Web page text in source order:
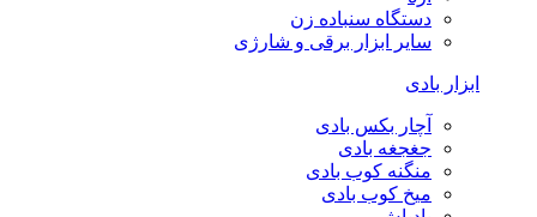
دستگاه سنباده زن
سایر ابزار برقی و شارژی
ابزار بادی
آچار بکس بادی
جغجغه بادی
منگنه کوب بادی
میخ کوب بادی